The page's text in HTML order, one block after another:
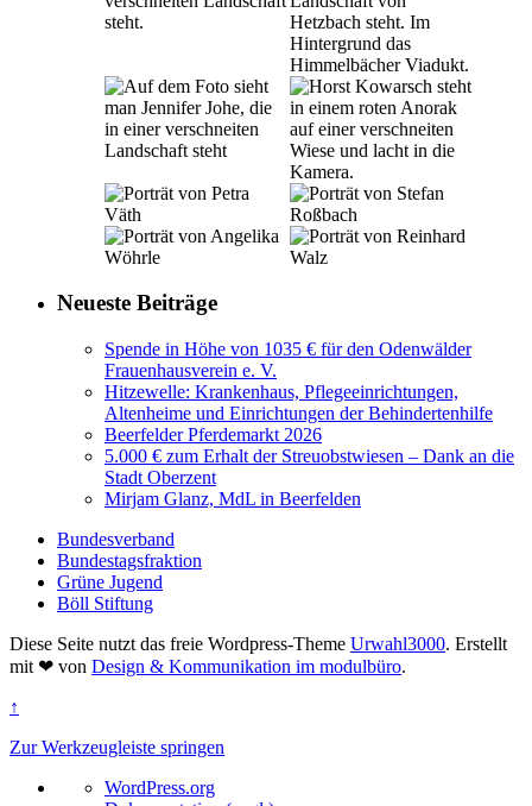
Neueste Beiträge
Spende in Höhe von 1035 € für den Odenwälder
Frauenhausverein e. V.
Hitzewelle: Krankenhaus, Pflegeeinrichtungen,
Altenheime und Einrichtungen der Behindertenhilfe
Beerfelder Pferdemarkt 2026
5.000 € zum Erhalt der Streuobstwiesen – Dank an die
Stadt Oberzent
Mirjam Glanz, MdL in Beerfelden
Bundesverband
Bundestagsfraktion
Grüne Jugend
Böll Stiftung
Diese Seite nutzt das freie Wordpress-Theme Urwahl3000. Erstellt
mit ❤ von Design & Kommunikation im modulbüro.
↑
Zur Werkzeugleiste springen
Über WordPress.org